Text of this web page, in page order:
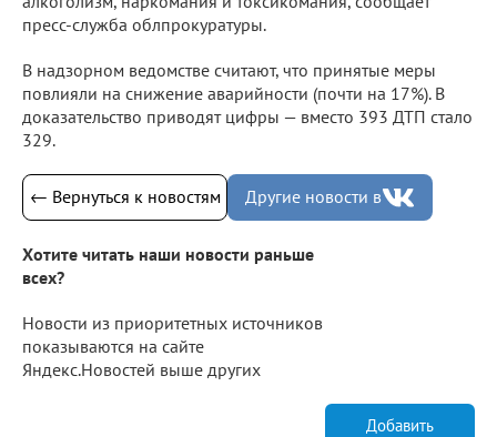
пресс-служба облпрокуратуры.
В надзорном ведомстве считают, что принятые меры
повлияли на снижение аварийности (почти на 17%). В
доказательство приводят цифры — вместо 393 ДТП стало
329.
← Вернуться к новостям Другие новости в
Хотите читать наши новости раньше
всех?
Новости из приоритетных источников
показываются на сайте
Яндекс.Новостей выше других
Добавить